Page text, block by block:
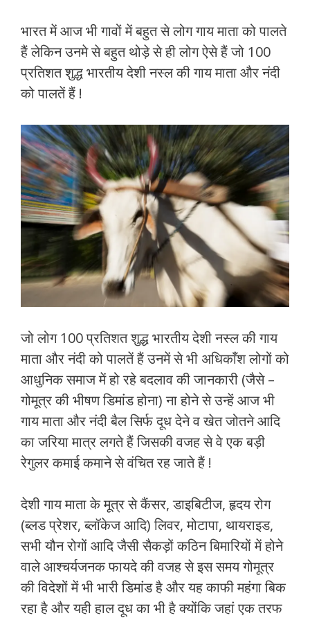
भारत में आज भी गावों में बहुत से लोग गाय माता को पालते
हैं लेकिन उनमे से बहुत थोड़े से ही लोग ऐसे हैं जो 100
प्रतिशत शुद्ध भारतीय देशी नस्ल की गाय माता और नंदी
को पालतें हैं !
जो लोग 100 प्रतिशत शुद्ध भारतीय देशी नस्ल की गाय
माता और नंदी को पालतें हैं उनमें से भी अधिकाँश लोगों को
आधुनिक समाज में हो रहे बदलाव की जानकारी (जैसे –
गोमूत्र की भीषण डिमांड होना) ना होने से उन्हें आज भी
गाय माता और नंदी बैल सिर्फ दूध देने व खेत जोतने आदि
का जरिया मात्र लगते हैं जिसकी वजह से वे एक बड़ी
रेगुलर कमाई कमाने से वंचित रह जाते हैं !
देशी गाय माता के मूत्र से कैंसर, डाइबिटीज, हृदय रोग
(ब्लड प्रेशर, ब्लॉकेज आदि) लिवर, मोटापा, थायराइड,
सभी यौन रोगों आदि जैसी सैकड़ों कठिन बिमारियों में होने
वाले आश्चर्यजनक फायदे की वजह से इस समय गोमूत्र
की विदेशों में भी भारी डिमांड है और यह काफी महंगा बिक
रहा है और यही हाल दूध का भी है क्योंकि जहां एक तरफ